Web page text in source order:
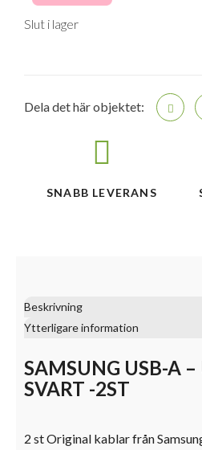
Slut i lager
Dela det här objektet:
SNABB LEVERANS
Beskrivning
Ytterligare information
SAMSUNG USB-A
SVART -2ST
2 st Original kablar från